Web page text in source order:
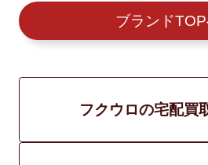
ブランド
フクウロの宅配買